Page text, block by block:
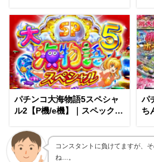
パチンコ大海物語5スペシャ
ル2【P機/e機】｜スペック・
パ
ち
コンスタントに負けてますが、
ね…。